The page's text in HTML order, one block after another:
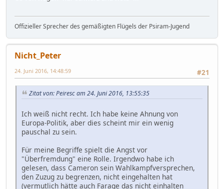
Offizieller Sprecher des gemäßigten Flügels der Psiram-Jugend
Nicht_Peter
#21
24. Juni 2016, 14:48:59
Zitat von: Peiresc am 24. Juni 2016, 13:55:35
Ich weiß nicht recht. Ich habe keine Ahnung von
Europa-Politik, aber dies scheint mir ein wenig
pauschal zu sein.
Für meine Begriffe spielt die Angst vor
"Überfremdung" eine Rolle. Irgendwo habe ich
gelesen, dass Cameron sein Wahlkampfversprechen,
den Zuzug zu begrenzen, nicht eingehalten hat
(vermutlich hätte auch Farage das nicht einhalten